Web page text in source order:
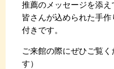
推薦のメッセージを添
皆さんが込められた手作
付きです。
ご来館の際にぜひご覧
す）